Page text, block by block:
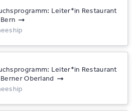
Leiter*​in Restaurant
Leiter*​in Restaurant
Oberland